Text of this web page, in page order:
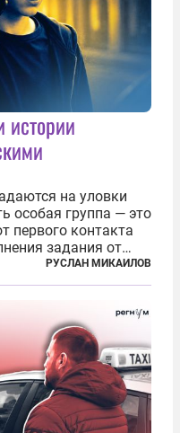
истории
на уловки
особая группа — это
первого контакта
задания от
часов до
в
РУСЛАН МИКАИЛОВ